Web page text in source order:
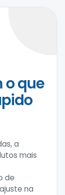
o que
a
mais
de
na